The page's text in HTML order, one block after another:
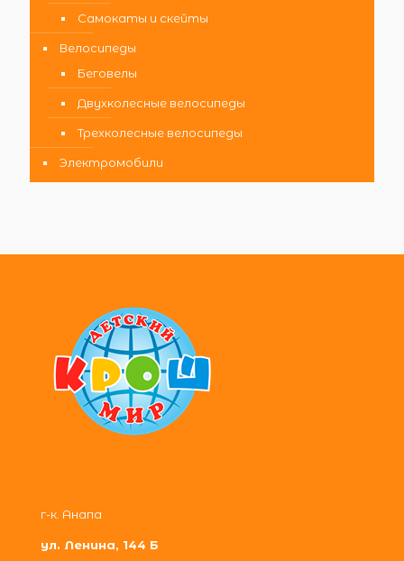
Самокаты и скейты
Велосипеды
Беговелы
Двухколесные велосипеды
Трехколесные велосипеды
Электромобили
г-к. Анапа
ул. Ленина, 144 Б